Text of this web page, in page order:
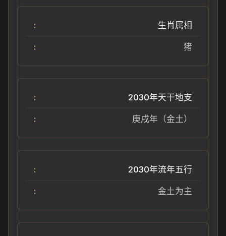
生肖属相
猪
2030年天干地支
庚戌年（金土）
2030年流年五行
金土为主